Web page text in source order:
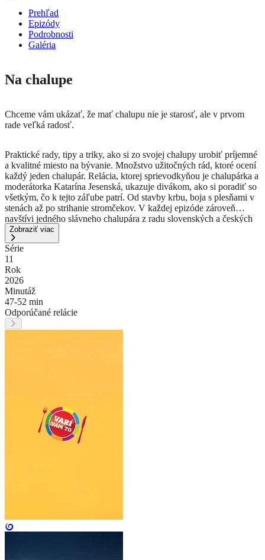
Prehľad
Epizódy
Podrobnosti
Galéria
Na chalupe
Chceme vám ukázať, že mať chalupu nie je starosť, ale v prvom
rade veľká radosť.
Praktické rady, tipy a triky, ako si zo svojej chalupy urobiť príjemné
a kvalitné miesto na bývanie. Množstvo užitočných rád, ktoré ocení
každý jeden chalupár. Relácia, ktorej sprievodkyňou je chalupárka a
moderátorka Katarína Jesenská, ukazuje divákom, ako si poradiť so
všetkým, čo k tejto záľube patrí. Od stavby krbu, boja s plesňami v
stenách až po strihanie stromčekov. V každej epizóde zároveň
navštívi jedného slávneho chalupára z radu slovenských a českých
známych ľudí, ktorí si svoje miesto na bývanie uprostred prírody
nádherne zveľaďujú. S tímom odborníkov divákom radí, ako
vyriešiť mnohé nástrahy, ktoré k chalupám jednoducho patria. Na
konci relácie nechýba naozajstný chalupársky recept zo sezónnych
potravín. Chceme vám ukázať, že mať chalupu nie je starosť, ale v
prvom rade veľká radosť.
Zobraziť viac
Série
11
Rok
2026
Minutáž
47-52 min
Odporúčané relácie